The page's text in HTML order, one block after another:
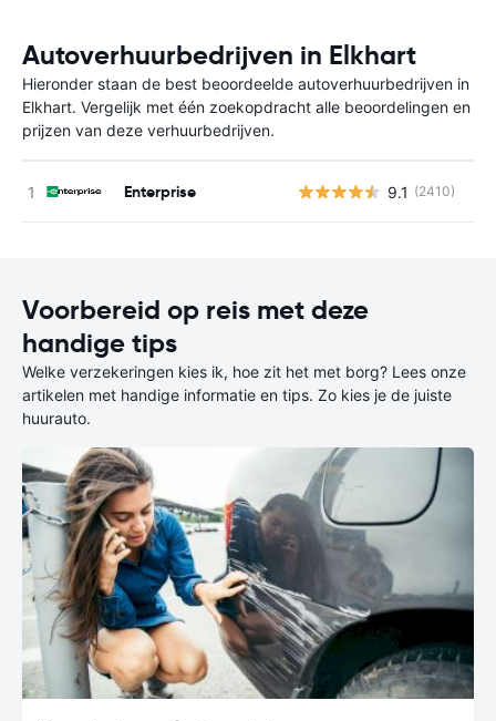
Autoverhuurbedrijven in Elkhart
Hieronder staan de best beoordeelde autoverhuurbedrijven in
Elkhart. Vergelijk met één zoekopdracht alle beoordelingen en
prijzen van deze verhuurbedrijven.
Enterprise 9.1 (2410)
Voorbereid op reis met deze
handige tips
Welke verzekeringen kies ik, hoe zit het met borg? Lees onze
artikelen met handige informatie en tips. Zo kies je de juiste
huurauto.